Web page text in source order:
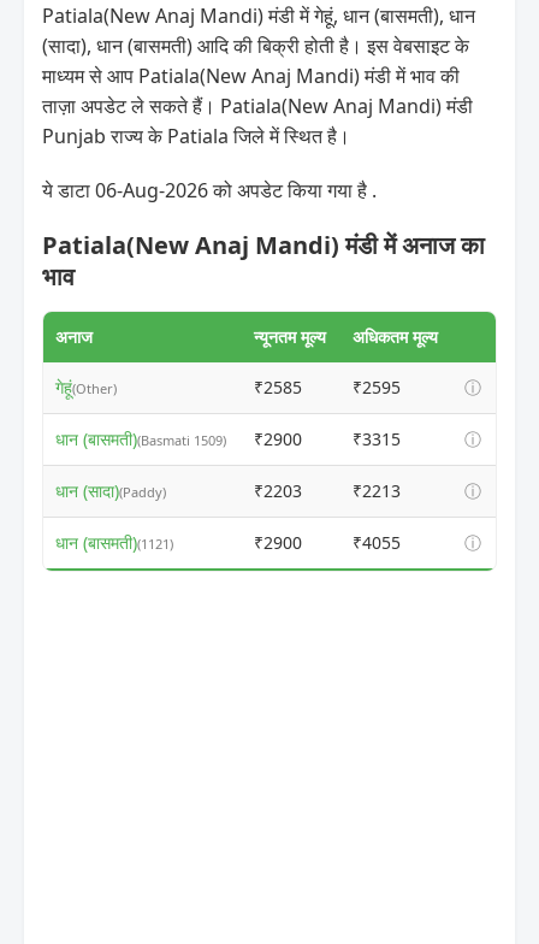
Patiala(New Anaj Mandi) मंडी में गेहूं, धान (बासमती), धान
(सादा), धान (बासमती) आदि की बिक्री होती है। इस वेबसाइट के
माध्यम से आप Patiala(New Anaj Mandi) मंडी में भाव की
ताज़ा अपडेट ले सकते हैं। Patiala(New Anaj Mandi) मंडी
Punjab राज्य के Patiala जिले में स्थित है।
ये डाटा 06-Aug-2026 को अपडेट किया गया है .
Patiala(New Anaj Mandi) मंडी में अनाज का
भाव
अनाज न्यूनतम मूल्य अधिकतम मूल्य
गेहूं(Other) ₹2585 ₹2595 ⓘ
धान (बासमती)(Basmati 1509) ₹2900 ₹3315 ⓘ
धान (सादा)(Paddy) ₹2203 ₹2213 ⓘ
धान (बासमती)(1121) ₹2900 ₹4055 ⓘ